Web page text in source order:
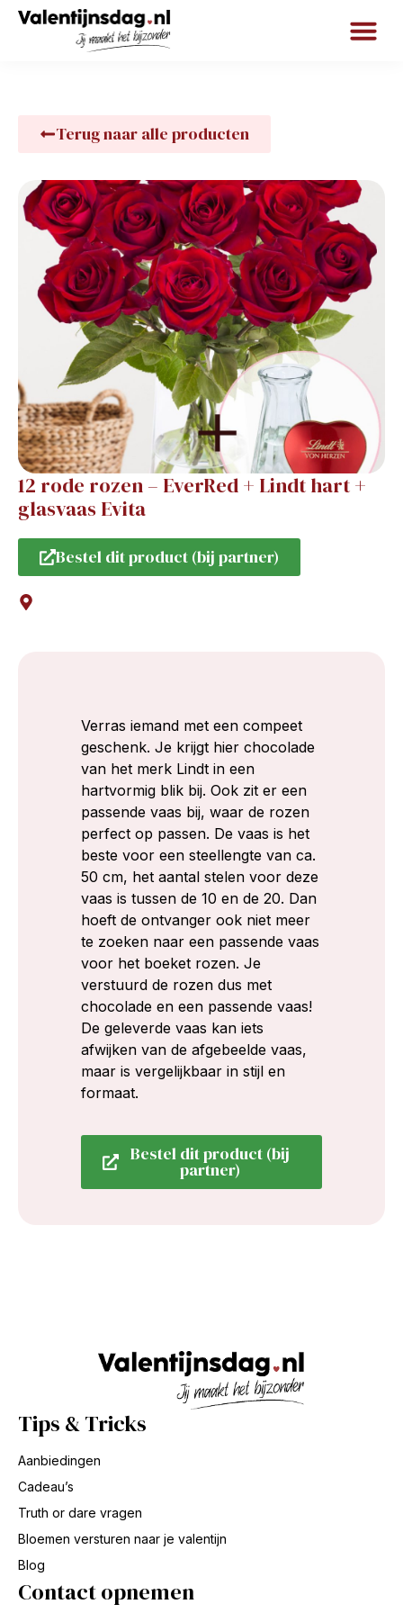
Terug naar alle producten
12 rode rozen – EverRed + Lindt hart +
glasvaas Evita
Bestel dit product (bij partner)
Verras iemand met een compeet
geschenk. Je krijgt hier chocolade
van het merk Lindt in een
hartvormig blik bij. Ook zit er een
passende vaas bij, waar de rozen
perfect op passen. De vaas is het
beste voor een steellengte van ca.
50 cm, het aantal stelen voor deze
vaas is tussen de 10 en de 20. Dan
hoeft de ontvanger ook niet meer
te zoeken naar een passende vaas
voor het boeket rozen. Je
verstuurd de rozen dus met
chocolade en een passende vaas!
De geleverde vaas kan iets
afwijken van de afgebeelde vaas,
maar is vergelijkbaar in stijl en
formaat.
Bestel dit product (bij
partner)
Tips & Tricks
Aanbiedingen
Cadeau’s
Truth or dare vragen
Bloemen versturen naar je valentijn
Blog
Contact opnemen